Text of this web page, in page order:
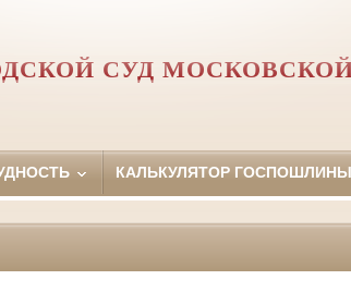
СУД
КАЛЬКУЛЯТОР ГОСПОШЛИНЫ